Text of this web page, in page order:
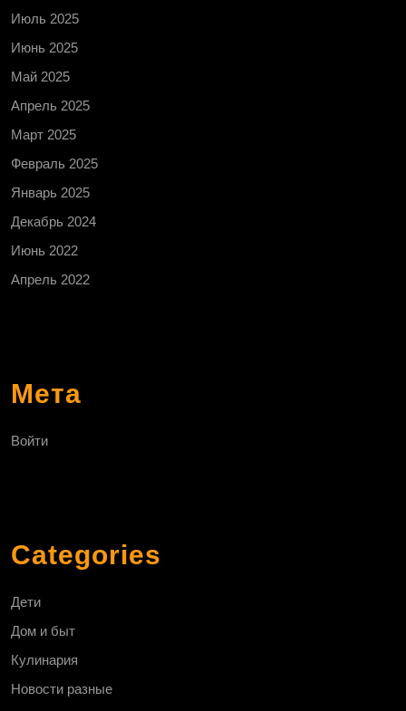
Июль 2025
Июнь 2025
Май 2025
Апрель 2025
Март 2025
Февраль 2025
Январь 2025
Декабрь 2024
Июнь 2022
Апрель 2022
Мета
Войти
Categories
Дети
Дом и быт
Кулинария
Новости разные